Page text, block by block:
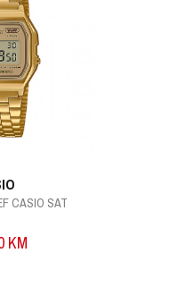
CASIO SAT
KM